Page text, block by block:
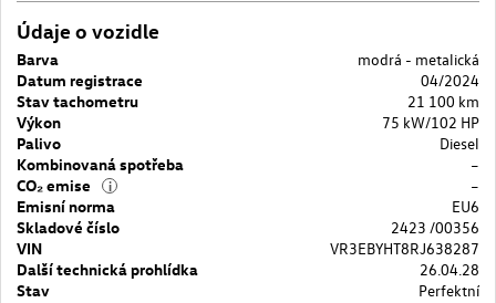
Údaje o vozidle
Barva
modrá - metalická
Datum registrace
04/2024
Stav tachometru
21 100 km
Výkon
75 kW/102 HP
Palivo
Diesel
Kombinovaná spotřeba
–
CO₂ emise
i
–
Emisní norma
EU6
Skladové číslo
2423 /00356
VIN
VR3EBYHT8RJ638287
Další technická prohlídka
26.04.28
Stav
Perfektní